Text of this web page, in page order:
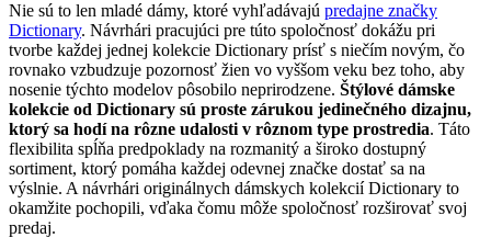
Nie sú to len mladé dámy, ktoré vyhľadávajú predajne značky
Dictionary. Návrhári pracujúci pre túto spoločnosť dokážu pri
tvorbe každej jednej kolekcie Dictionary prísť s niečím novým, čo
rovnako vzbudzuje pozornosť žien vo vyššom veku bez toho, aby
nosenie týchto modelov pôsobilo neprirodzene. Štýlové dámske
kolekcie od Dictionary sú proste zárukou jedinečného dizajnu,
ktorý sa hodí na rôzne udalosti v rôznom type prostredia. Táto
flexibilita spĺňa predpoklady na rozmanitý a široko dostupný
sortiment, ktorý pomáha každej odevnej značke dostať sa na
výslnie. A návrhári originálnych dámskych kolekcií Dictionary to
okamžite pochopili, vďaka čomu môže spoločnosť rozširovať svoj
predaj.